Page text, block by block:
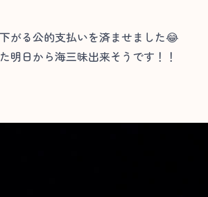
がる公的支払いを済ませました😂
明日から海三昧出来そうです！！